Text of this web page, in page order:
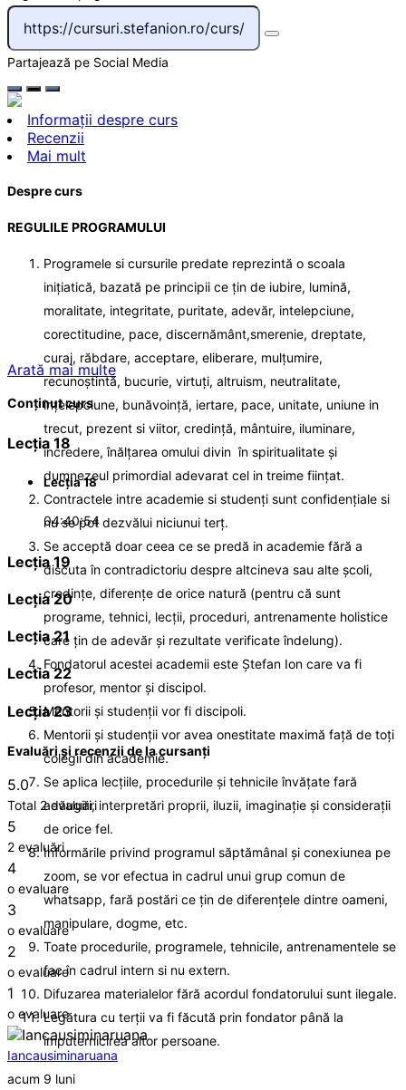
Partajează pe Social Media
Informații despre curs
Recenzii
Mai mult
Despre curs
REGULILE PROGRAMULUI
Programele si cursurile predate reprezintă o scoala
inițiatică, bazată pe principii ce țin de iubire, lumină,
moralitate, integritate, puritate, adevăr, intelepciune,
corectitudine, pace, discernământ,smerenie, dreptate,
curaj, răbdare, acceptare, eliberare, mulțumire,
recunoștintă, bucurie, virtuți, altruism, neutralitate,
înțelepciune, bunăvoință, iertare, pace, unitate, uniune in
trecut, prezent si viitor, credință, mântuire, iluminare,
încredere, înălțarea omului divin în spiritualitate și
dumnezeul primordial adevarat cel in treime ființat.
Contractele intre academie si studenți sunt confidențiale si
nu se pot dezvălui niciunui terț.
Se acceptă doar ceea ce se predă in academie fără a
discuta în contradictoriu despre altcineva sau alte școli,
credințe, diferențe de orice natură (pentru că sunt
programe, tehnici, lecții, proceduri, antrenamente holistice
care țin de adevăr și rezultate verificate îndelung).
Fondatorul acestei academii este Ștefan Ion care va fi
profesor, mentor și discipol.
Mentorii și studenții vor fi discipoli.
Mentorii și studenții vor avea onestitate maximă față de toți
colegii din academie.
Se aplica lecțiile, procedurile și tehnicile învățate fară
adăugiri, interpretări proprii, iluzii, imaginație și considerații
de orice fel.
Informările privind programul săptămânal și conexiunea pe
zoom, se vor efectua in cadrul unui grup comun de
whatsapp, fară postări ce țin de diferențele dintre oameni,
manipulare, dogme, etc.
Toate procedurile, programele, tehnicile, antrenamentele se
fac în cadrul intern si nu extern.
Difuzarea materialelor fără acordul fondatorului sunt ilegale.
Legătura cu terții va fi făcută prin fondator până la
împuternicirea altor persoane.
Arată mai multe
Conținut curs
Lecţia 18
Lecţia 18
04:40:54
Lecţia 19
Lecţia 20
Lecţia 21
Lectia 22
Lecţia 23
Evaluări și recenzii de la cursanți
5.0
Total 2 evaluări
5
2 evaluări
4
o evaluare
3
o evaluare
2
o evaluare
1
o evaluare
Iancausiminaruana
acum 9 luni